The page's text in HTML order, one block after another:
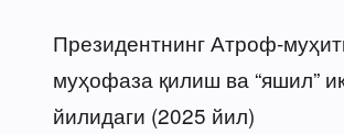
Президентнинг Атроф-
муҳофаза қилиш ва “яшил”
йилидаги (2025 йил)